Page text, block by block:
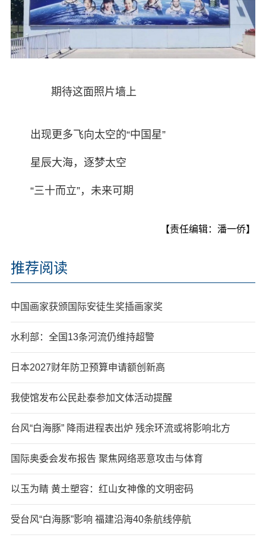
期待这面照片墙上
出现更多飞向太空的“中国星”
星辰大海，逐梦太空
“三十而立”，未来可期
【责任编辑：潘一侨】
推荐阅读
中国画家获颁国际安徒生奖插画家奖
水利部：全国13条河流仍维持超警
日本2027财年防卫预算申请额创新高
我使馆发布公民赴泰参加文体活动提醒
台风“白海豚” 降雨进程表出炉 残余环流或将影响北方
国际奥委会发布报告 聚焦网络恶意攻击与体育
以玉为睛 黄土塑容：红山女神像的文明密码
受台风“白海豚”影响 福建沿海40条航线停航